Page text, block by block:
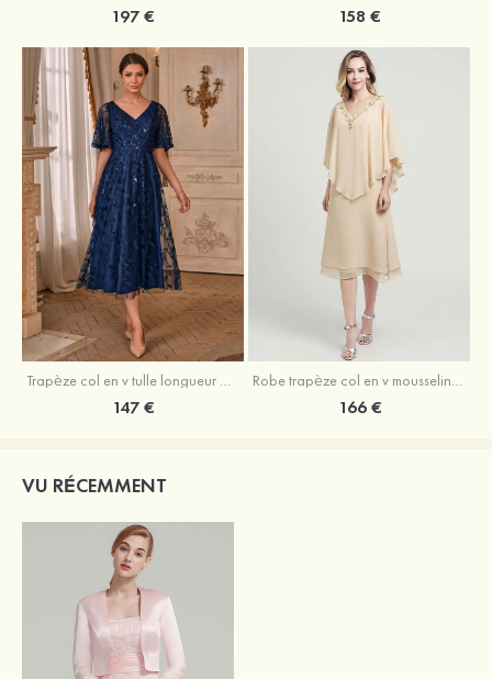
197 € 158 €
Trapèze col en v tulle longueur mollet robe de mère de la mariée avec appliqué paillettes ceinture
147 €
Robe trapèze col en v mousseline longueur mollet robe de mère de la mariée avec perle
166 €
VU RÉCEMMENT